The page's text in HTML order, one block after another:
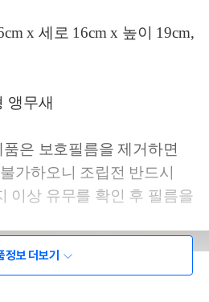
x 세로 16cm x 높이 19cm,
앵무새
은 보호필름을 제거하면
가하오니 조립전 반드시
이상 유무를 확인 후 필름을
정보 더보기